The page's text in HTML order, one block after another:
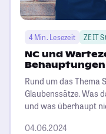
4 Min. Lesezeit ZEIT
NC und
Behauptungen
Rund um das Thema
Glaubenssätze. Was
und was überhaupt
04.06.2024